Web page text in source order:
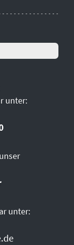
unter:
unter: